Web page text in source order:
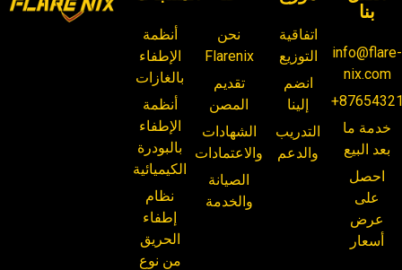
أنظمة
الإطفاء
بالغازات
أنظمة
الإطفاء
بالبودرة
الكيميائية
نظام
إطفاء
الحريق
من نوع
نحن
Flarenix
تقديم
المصن
الشهادات
والاعتمادات
الصيانة
والخدمة
اتفاقية
التوزيع
انضم
إلينا
التدريب
والدعم
بنا
info@flare-
nix.com
خدمة ما
بعد البيع
احصل
على
عرض
أسعار